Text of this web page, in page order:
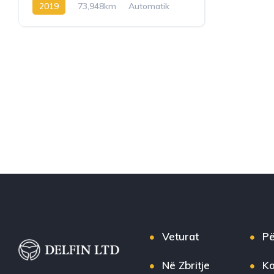
2019 73,948km
Automatik
Veturat
Në Zbritje